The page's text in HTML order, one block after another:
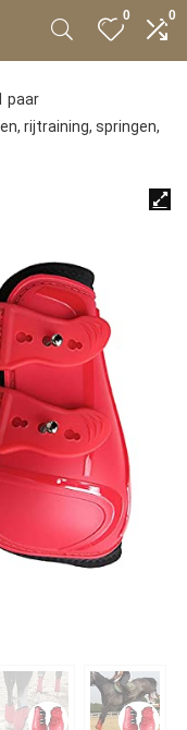
0 0
paar
rijtraining, springen,